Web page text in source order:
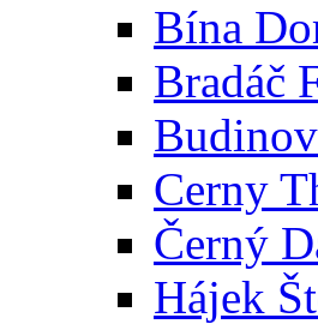
Bína
Bradáč
Cerny
Černý
Hájek